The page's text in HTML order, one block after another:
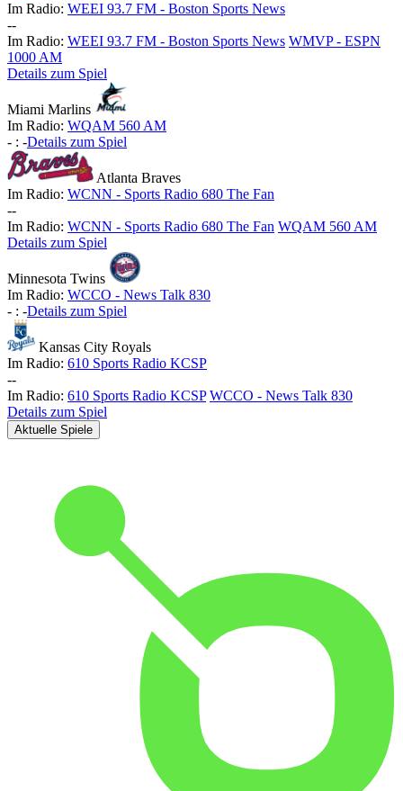
Im Radio: WEEI 93.7 FM - Boston Sports News
--
Im Radio: WEEI 93.7 FM - Boston Sports News WMVP - ESPN
1000 AM
Details zum Spiel
Miami Marlins
Im Radio: WQAM 560 AM
- : -Details zum Spiel
Atlanta Braves
Im Radio: WCNN - Sports Radio 680 The Fan
--
Im Radio: WCNN - Sports Radio 680 The Fan WQAM 560 AM
Details zum Spiel
Minnesota Twins
Im Radio: WCCO - News Talk 830
- : -Details zum Spiel
Kansas City Royals
Im Radio: 610 Sports Radio KCSP
--
Im Radio: 610 Sports Radio KCSP WCCO - News Talk 830
Details zum Spiel
Aktuelle Spiele